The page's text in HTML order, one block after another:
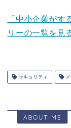
「中小企業がす
リーの一覧を見
セキュリティ メ
ABOUT ME